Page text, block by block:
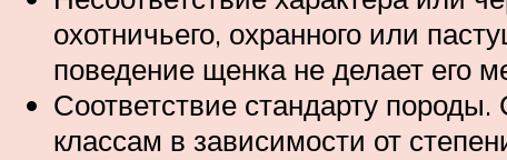
охотничьего, охранного или
поведение щенка не делает его
Соответствие стандарту
классам в зависимости от